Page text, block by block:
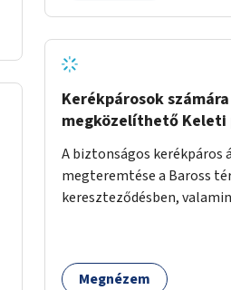
Kerékpárosok
megközelíthető Keleti
A biztonságos kerékpáros
megteremtése a Baross
kereszteződésben,
Megnézem